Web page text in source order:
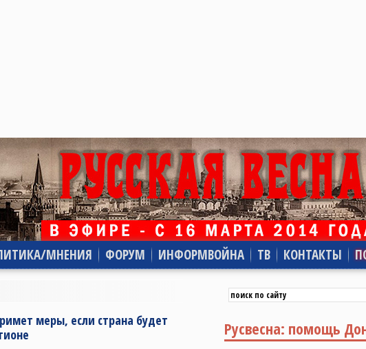
МНЕНИЯ ФОРУМ ИНФОРМВОЙНА ТВ КОНТАКТЫ
меры, если страна будет
Русвесна: помощь